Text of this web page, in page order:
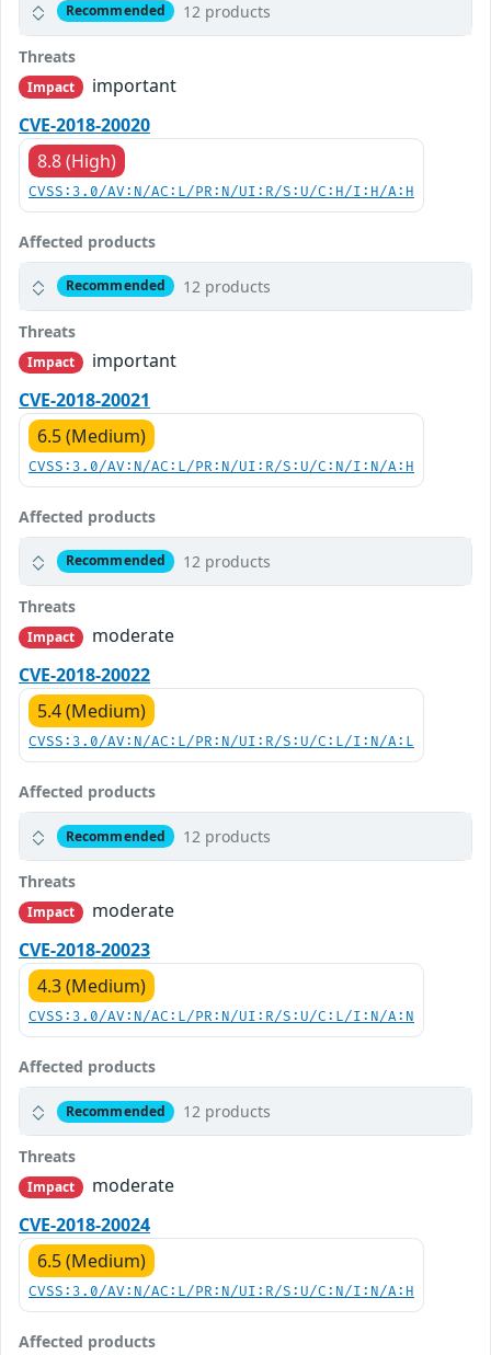
Recommended 12 products
Threats
Impact
important
CVE-2018-20020
8.8 (High)
CVSS:3.0/AV:N/AC:L/PR:N/UI:R/S:U/C:H/I:H/A:H
Affected products
Recommended 12 products
Threats
Impact
important
CVE-2018-20021
6.5 (Medium)
CVSS:3.0/AV:N/AC:L/PR:N/UI:R/S:U/C:N/I:N/A:H
Affected products
Recommended 12 products
Threats
Impact
moderate
CVE-2018-20022
5.4 (Medium)
CVSS:3.0/AV:N/AC:L/PR:N/UI:R/S:U/C:L/I:N/A:L
Affected products
Recommended 12 products
Threats
Impact
moderate
CVE-2018-20023
4.3 (Medium)
CVSS:3.0/AV:N/AC:L/PR:N/UI:R/S:U/C:L/I:N/A:N
Affected products
Recommended 12 products
Threats
Impact
moderate
CVE-2018-20024
6.5 (Medium)
CVSS:3.0/AV:N/AC:L/PR:N/UI:R/S:U/C:N/I:N/A:H
Affected products